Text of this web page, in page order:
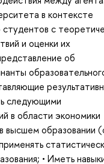
в контексте
с
и оценки их
об
следующими
в области экономики
высшем образовании
• Иметь